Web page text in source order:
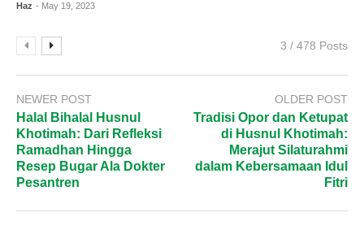
Haz - May 19, 2023
3 / 478 Posts
NEWER POST
Halal Bihalal Husnul
Khotimah: Dari Refleksi
Ramadhan Hingga
Resep Bugar Ala Dokter
Pesantren
OLDER POST
Tradisi Opor dan Ketupat
di Husnul Khotimah:
Merajut Silaturahmi
dalam Kebersamaan Idul
Fitri